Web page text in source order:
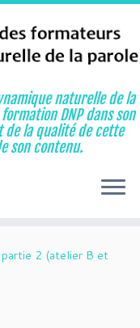
naturelle de la
DNP dans son
de la qualité de cette
son contenu.
partie 2 (atelier B et